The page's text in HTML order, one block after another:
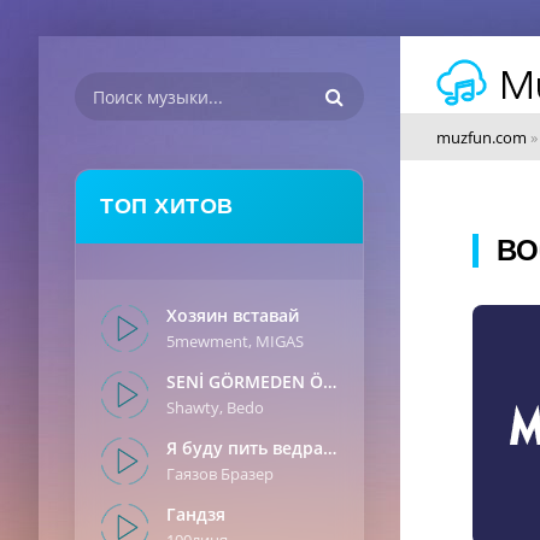
ТОП ХИТОВ
Хозяин вставай
5mewment, MIGAS
SENİ GÖRMEDEN ÖNCE
Shawty, Bedo
Я буду пить ведрами
Гаязов Бразер
Гандзя
muzfun.com »